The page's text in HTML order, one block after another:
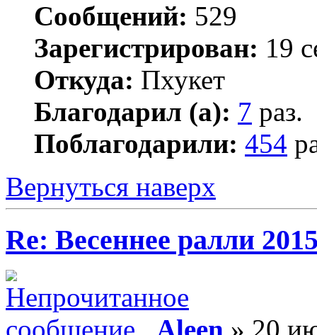
Сообщений: 529
Зарегистрирован: 19
Откуда: Пхукет
Благодарил (а): 7 раз.
Поблагодарили: 454
Вернуться наверх
Re: Весеннее ралли
Aleen » 20